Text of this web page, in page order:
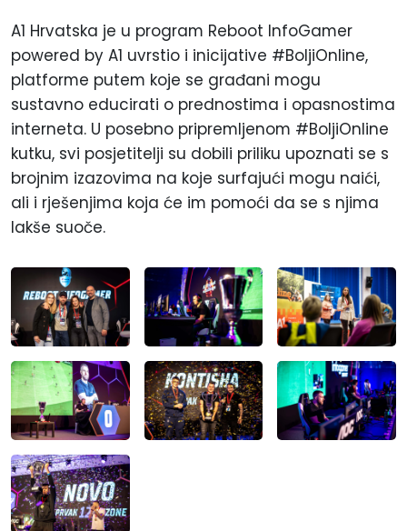
A1 Hrvatska je u program Reboot InfoGamer
powered by A1 uvrstio i inicijative #BoljiOnline,
platforme putem koje se građani mogu
sustavno educirati o prednostima i opasnostima
interneta. U posebno pripremljenom #BoljiOnline
kutku, svi posjetitelji su dobili priliku upoznati se s
brojnim izazovima na koje surfajući mogu naići,
ali i rješenjima koja će im pomoći da se s njima
lakše suoče.